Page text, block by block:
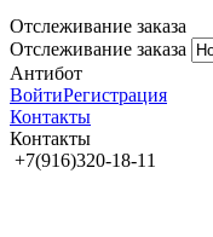
Отслеживание заказа
Отслеживание заказа
Антибот
ВойтиРегистрация
Контакты
Контакты
+7(916)320-18-11